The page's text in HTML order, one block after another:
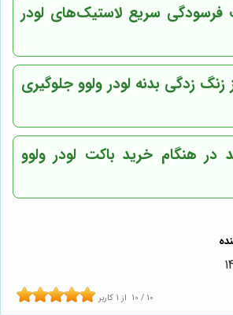
فرسودگی سریع لاستیک‌های لودر
زدگی بدنه لودر ولوو جلوگیری
در هنگام خرید باکت لودر ولوو
10 / 10 از 1 کاربر